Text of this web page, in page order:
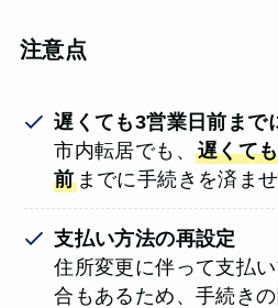
注意点
遅くても3営業日前まで
市内転居でも、遅くて
前までに手続きを済ま
支払い方法の再設定
住所変更に伴って支払
合もあるため、手続き